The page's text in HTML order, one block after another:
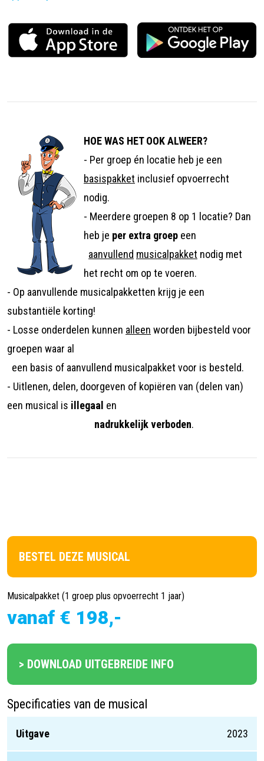
HOE WAS HET OOK ALWEER?
- Per groep én locatie heb je een
basispakket inclusief opvoerrecht
nodig.
- Meerdere groepen 8 op 1 locatie? Dan
heb je per extra groep een
aanvullend musicalpakket nodig met
het recht om op te voeren.
- Op aanvullende musicalpakketten krijg je een
substantiële korting!
- Losse onderdelen kunnen alleen worden bijbesteld voor
groepen waar al
een basis of aanvullend musicalpakket voor is besteld.
- Uitlenen, delen, doorgeven of kopiëren van (delen van)
een musical is illegaal en
nadrukkelijk verboden.
BESTEL DEZE MUSICAL
Musicalpakket (1 groep plus opvoerrecht 1 jaar)
vanaf € 198,-
> DOWNLOAD UITGEBREIDE INFO
Specificaties van de musical
Uitgave 2023